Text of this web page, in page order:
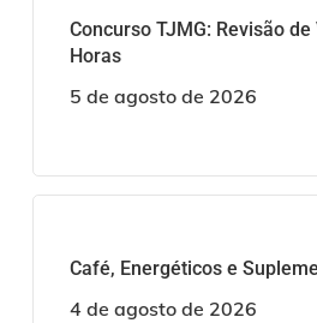
Concurso TJMG: Revisão
Horas
5 de agosto de 2026
Café, Energéticos e
4 de agosto de 2026